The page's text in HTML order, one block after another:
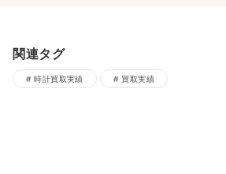
関連タグ
時計買取実績 買取実績